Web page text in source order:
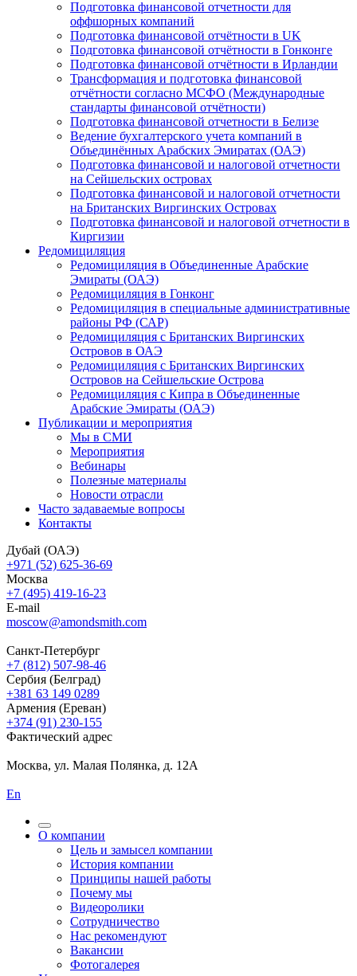
Подготовка финансовой отчетности для
оффшорных компаний
Подготовка финансовой отчётности в UK
Подготовка финансовой отчётности в Гонконге
Подготовка финансовой отчётности в Ирландии
Трансформация и подготовка финансовой
отчётности согласно МСФО (Международные
стандарты финансовой отчётности)
Подготовка финансовой отчетности в Белизе
Ведение бухгалтерского учета компаний в
Объединённых Арабских Эмиратах (ОАЭ)
Подготовка финансовой и налоговой отчетности
на Сейшельских островах
Подготовка финансовой и налоговой отчетности
на Британских Виргинских Островах
Подготовка финансовой и налоговой отчетности в
Киргизии
Редомициляция
Редомициляция в Объединенные Арабские
Эмираты (ОАЭ)
Редомициляция в Гонконг
Редомициляция в специальные административные
районы РФ (САР)
Редомициляция с Британских Виргинских
Островов в ОАЭ
Редомициляция с Британских Виргинских
Островов на Сейшельские Острова
Редомициляция с Кипра в Объединенные
Арабские Эмираты (ОАЭ)
Публикации и мероприятия
Мы в СМИ
Мероприятия
Вебинары
Полезные материалы
Новости отрасли
Часто задаваемые вопросы
Контакты
Дубай (ОАЭ)
+971 (52) 625-36-69
Москва
+7 (495) 419-16-23
E-mail
moscow@amondsmith.com
Санкт-Петербург
+7 (812) 507-98-46
Сербия (Белград)
+381 63 149 0289
Армения (Ереван)
+374 (91) 230-155
Фактический адрес
Москва, ул. Малая Полянка, д. 12А
En
О компании
Цель и замысел компании
История компании
Принципы нашей работы
Почему мы
Видеоролики
Сотрудничество
Нас рекомендуют
Вакансии
Фотогалерея